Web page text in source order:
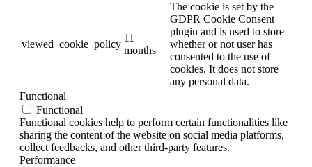
viewed_cookie_policy
11
months
The cookie is set by the
GDPR Cookie Consent
plugin and is used to store
whether or not user has
consented to the use of
cookies. It does not store
any personal data.
Functional
Functional
Functional cookies help to perform certain functionalities like
sharing the content of the website on social media platforms,
collect feedbacks, and other third-party features.
Performance